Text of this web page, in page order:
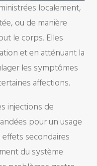
localement,
ou de manière
le corps. Elles
et en atténuant la
les symptômes
affections.
injections de
pour un usage
secondaires
du système